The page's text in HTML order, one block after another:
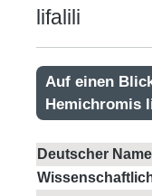
lifalili
Auf einen
Hemichromis
Deutscher